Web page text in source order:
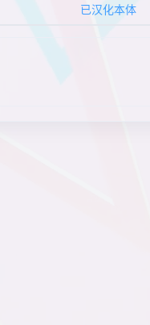
已汉化本体